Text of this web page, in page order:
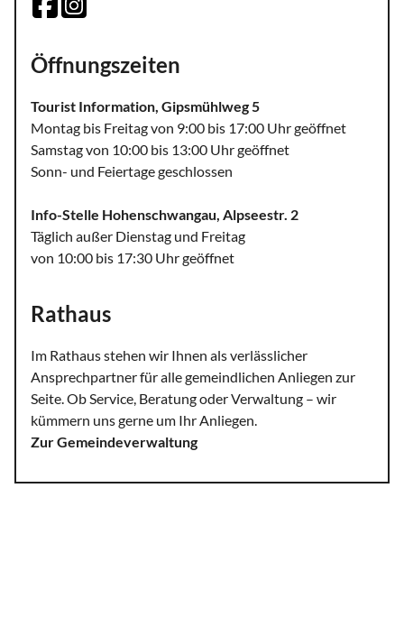
Öffnungszeiten
Tourist Information, Gipsmühlweg 5
Montag bis Freitag von 9:00 bis 17:00 Uhr geöffnet
Samstag von 10:00 bis 13:00 Uhr geöffnet
Sonn- und Feiertage geschlossen
Info-Stelle Hohenschwangau, Alpseestr. 2
Täglich außer Dienstag und Freitag
von 10:00 bis 17:30 Uhr geöffnet
Rathaus
Im Rathaus stehen wir Ihnen als verlässlicher
Ansprechpartner für alle gemeindlichen Anliegen zur
Seite. Ob Service, Beratung oder Verwaltung – wir
kümmern uns gerne um Ihr Anliegen.
Zur Gemeindeverwaltung